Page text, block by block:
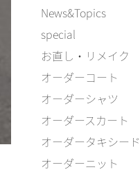
News&Topics
special
お直し・リメイク
オーダーコート
オーダーシャツ
オーダースカート
オーダータキシード
オーダーニット